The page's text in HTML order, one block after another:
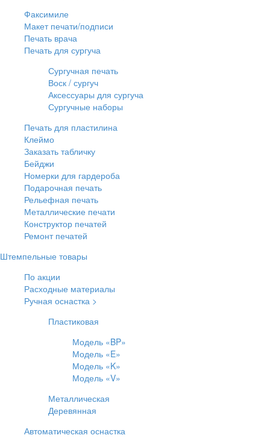
Факсимиле
Макет печати/подписи
Печать врача
Печать для сургуча
Сургучная печать
Воск / сургуч
Аксессуары для сургуча
Сургучные наборы
Печать для пластилина
Клеймо
Заказать табличку
Бейджи
Номерки для гардероба
Подарочная печать
Рельефная печать
Металлические печати
Конструктор печатей
Ремонт печатей
Штемпельные товары
По акции
Расходные материалы
Ручная оснастка >
Пластиковая
Модель «BP»
Модель «E»
Модель «K»
Модель «V»
Металлическая
Деревянная
Автоматическая оснастка